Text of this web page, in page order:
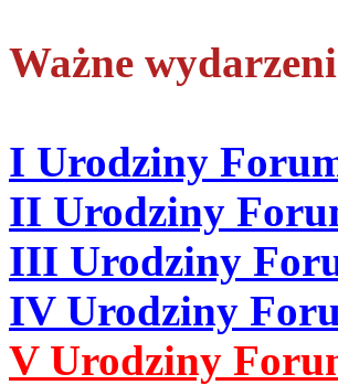
Ważne
I Urodziny
II Urodziny
III Urodziny
IV Urodziny
V Urodziny